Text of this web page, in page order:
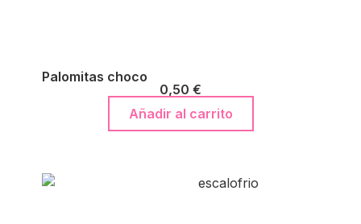
Palomitas choco
0,50 €
Añadir al carrito